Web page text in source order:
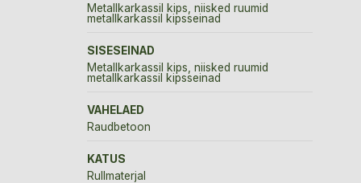
Metallkarkassil kips, niisked ruumid
metallkarkassil kipsseinad
SISESEINAD
Metallkarkassil kips, niisked ruumid
metallkarkassil kipsseinad
VAHELAED
Raudbetoon
KATUS
Rullmaterjal